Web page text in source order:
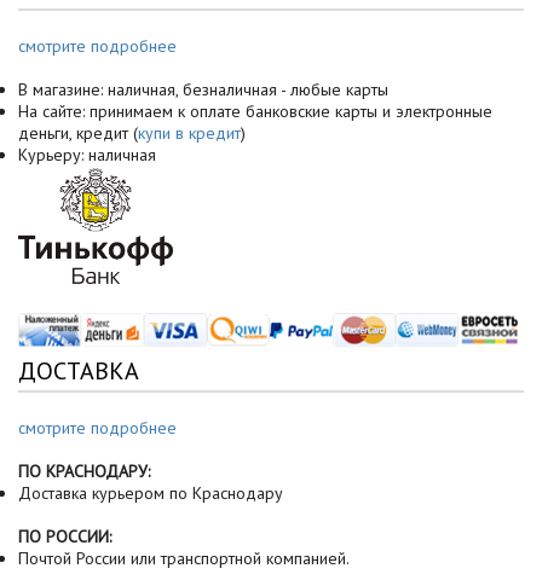
смотрите подробнее
В магазине: наличная, безналичная - любые карты
На сайте: принимаем к оплате банковские карты и электронные
деньги, кредит (купи в кредит)
Курьеру: наличная
ДОСТАВКА
смотрите подробнее
ПО КРАСНОДАРУ:
Доставка курьером по Краснодару
ПО РОССИИ:
Почтой России или транспортной компанией.